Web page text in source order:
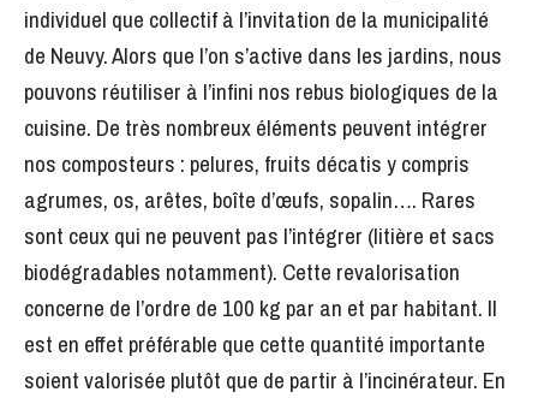
individuel que collectif à l’invitation de la municipalité
de Neuvy. Alors que l’on s’active dans les jardins, nous
pouvons réutiliser à l’infini nos rebus biologiques de la
cuisine. De très nombreux éléments peuvent intégrer
nos composteurs : pelures, fruits décatis y compris
agrumes, os, arêtes, boîte d’œufs, sopalin…. Rares
sont ceux qui ne peuvent pas l’intégrer (litière et sacs
biodégradables notamment). Cette revalorisation
concerne de l’ordre de 100 kg par an et par habitant. Il
est en effet préférable que cette quantité importante
soient valorisée plutôt que de partir à l’incinérateur. En